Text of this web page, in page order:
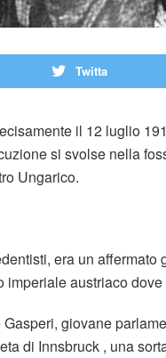
Twitta
il 12 luglio
si svolse nella
Ungarico.
era un
austriaco
giovane
di Innsbruck , una